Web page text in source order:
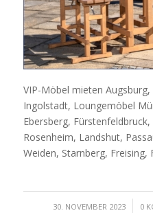
VIP-Möbel mieten
Ingolstadt, Loungemöbel
Ebersberg,
Rosenheim, Landshut,
Weiden, Starnberg, Freising,
30. NOVEMBER 2023
/ 0